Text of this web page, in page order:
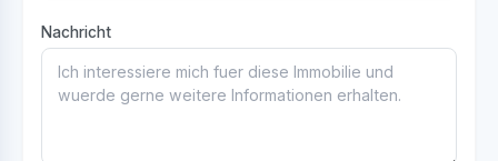
Nachricht